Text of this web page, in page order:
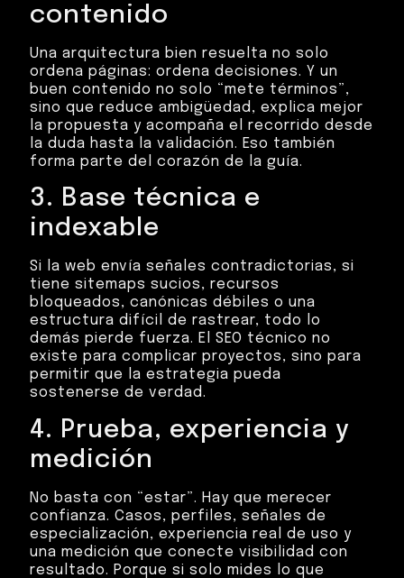
contenido
Una arquitectura bien resuelta no solo
ordena páginas: ordena decisiones. Y un
buen contenido no solo “mete términos”,
sino que reduce ambigüedad, explica mejor
la propuesta y acompaña el recorrido desde
la duda hasta la validación. Eso también
forma parte del corazón de la guía.
3. Base técnica e
indexable
Si la web envía señales contradictorias, si
tiene sitemaps sucios, recursos
bloqueados, canónicas débiles o una
estructura difícil de rastrear, todo lo
demás pierde fuerza. El SEO técnico no
existe para complicar proyectos, sino para
permitir que la estrategia pueda
sostenerse de verdad.
4. Prueba, experiencia y
medición
No basta con “estar”. Hay que merecer
confianza. Casos, perfiles, señales de
especialización, experiencia real de uso y
una medición que conecte visibilidad con
resultado. Porque si solo mides lo que